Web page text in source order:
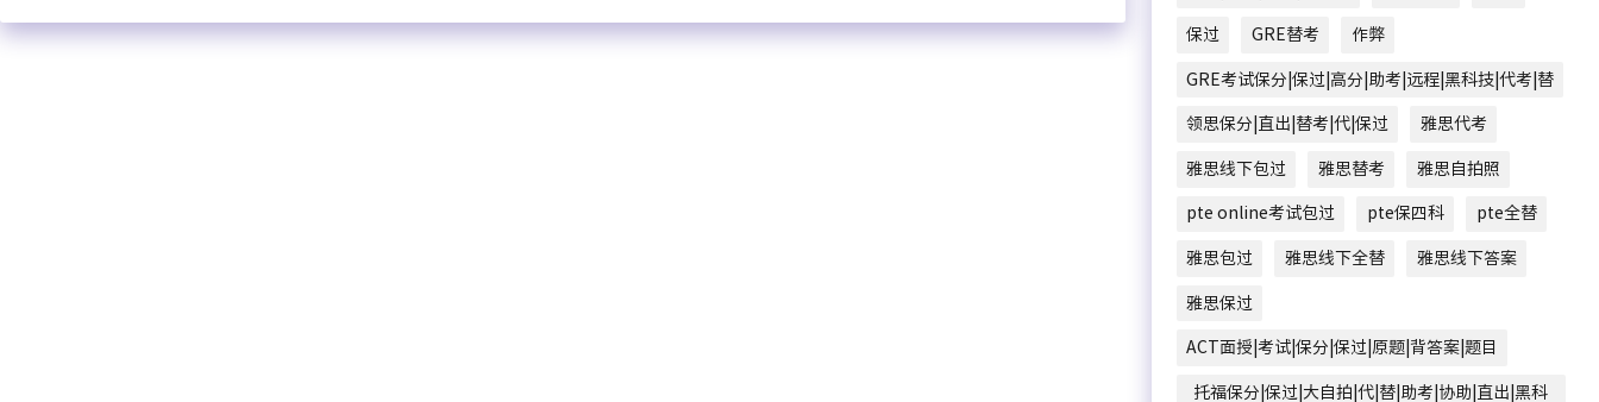
保过 GRE替考 作弊
GRE考试保分|保过|高分|助考|远程|黑科技|代考|替
领思保分|直出|替考|代|保过 雅思代考
雅思线下包过 雅思替考 雅思自拍照
pte online考试包过 pte保四科 pte全替
雅思包过 雅思线下全替 雅思线下答案
雅思保过
ACT面授|考试|保分|保过|原题|背答案|题目
托福保分|保过|大自拍|代|替|助考|协助|直出|黑科